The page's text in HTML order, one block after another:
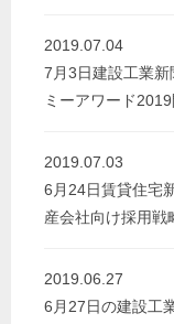
2019.07.04
7月3日建設工業
ミーアワード
2019.07.03
6月24日賃貸住宅
産会社向け採用戦
2019.06.27
6月27日の建設工